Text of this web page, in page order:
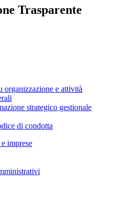
Trasparente
e attività
strategico gestionale
di condotta
imprese